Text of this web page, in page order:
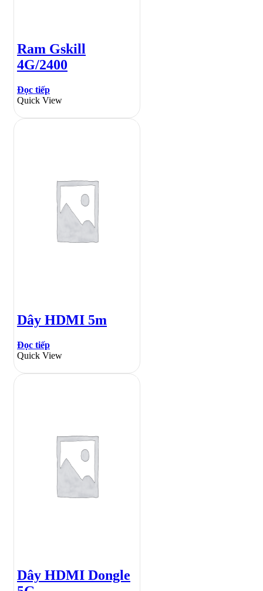
Ram Gskill
4G/2400
Đọc tiếp
Quick View
Dây HDMI 5m
Đọc tiếp
Quick View
Dây HDMI Dongle